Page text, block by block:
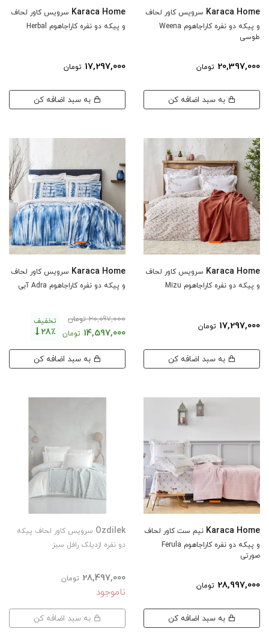
Karaca Home سرویس کاور لحاف
و پیکه دو نفره کاراجاهوم Weena
طوسی
20,397,000 تومان
Karaca Home سرویس کاور لحاف
و پیکه دو نفره کاراجاهوم Herbal
17,297,000 تومان
Karaca Home سرویس کاور لحاف
و پیکه دو نفره کاراجاهوم Mizu
17,297,000 تومان
Karaca Home سرویس کاور لحاف
و پیکه دو نفره کاراجاهوم Adra آبی
20,097,000 تومان
14,597,000 تومان
تخفیف
28٪
Karaca Home نیم ست کاور لحاف
و پیکه دو نفره کاراجاهوم Ferula
صورتی
28,997,000 تومان
Ozdilek سرویس کاور لحاف پیکه
دو نفره ازدیلک رافل سبز
28,497,000 تومان
ناموجود